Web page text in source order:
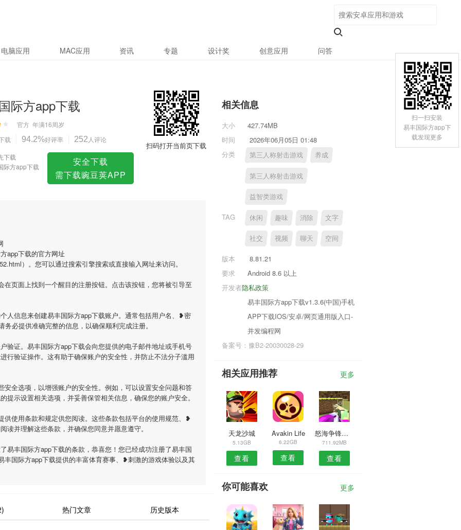
电脑应用 MAC应用 资讯 专题 设计奖 创意应用 问答
际方app下载
官方 年满16周岁
载 94.2%好评率 252 人评论
下载
际方app下载
安全下载
需下载豌豆荚APP
扫码打开当前页下载
app下载的官方网址
）。您可以通过搜索引擎搜索或直接输入网址来访问。
在页面上找到一个醒目的注册按钮。点击该按钮，您将被引导至
人信息来创建易丰国际方app下载账户。通常包括用户名、❥密
必提供准确完整的信息，以确保顺利完成注册。
验证。易丰国际方app下载会向您提供的电子邮件地址或手机号
行验证操作。这有助于确保账户的安全性，并防止不法分子滥用
安全选项，以增强账户的安全性。例如，可以设置安全问题和答
提示设置相关选项，并妥善保管相关信息，确保您的账户安全。
供使用条款和规定供您阅读。这些条款包括平台的使用规范、❥
读并理解这些条款，并确保您同意并愿意遵守。
易丰国际方app下载的条款，恭喜您！您已经成功注册了易丰国
丰国际方app下载提供的丰富体育赛事、❥刺激的游戏体验以及其
热门文章 历史版本
相关信息
大小
427.74MB
时间
2026年06月05日 01:48
分类
第三人称射击游戏 养成
第三人称射击游戏
益智类游戏
TAG 休闲 趣味 消除 文字
社交 视频 聊天 空间
版本
8.81.21
要求
Android 8.6 以上
隐私政策
开发者
易丰国际方app下载v1.3.6(中国)手机
APP下载IOS/安卓/网页通用版入口-
并发编程网
备案号：豫B2-20030028-29
相关应用推荐 更多
天龙沙城
5.13GB
查看
Avakin Life
6.22GB
查看
怒海争锋仙剑
711.92MB
查看
你可能喜欢 更多
扫一扫安装
易丰国际方app下
载发现更多